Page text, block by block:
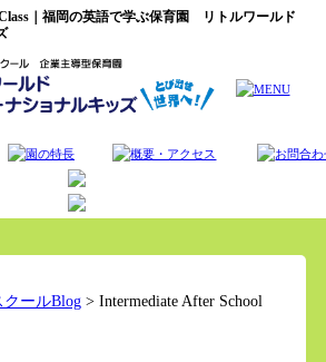
｜福岡の英語で学ぶ保育園 リトルワールド
クールBlog> Intermediate After School